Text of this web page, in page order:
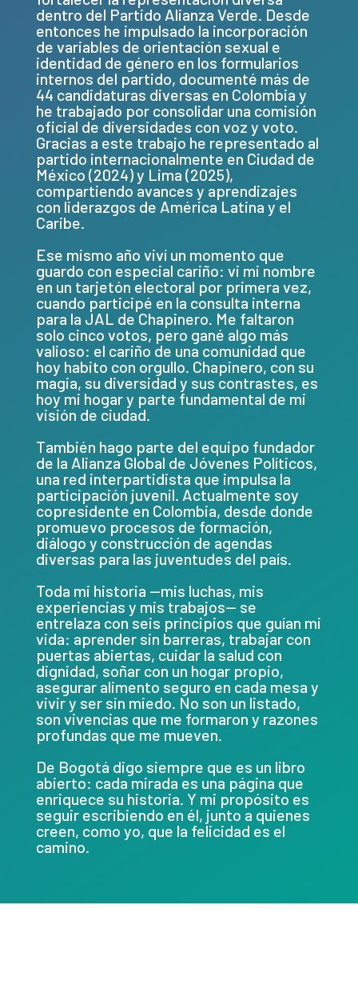
dentro del Partido Alianza Verde. Desde
entonces he impulsado la incorporación
de variables de orientación sexual e
identidad de género en los formularios
internos del partido, documenté más de
44 candidaturas diversas en Colombia y
he trabajado por consolidar una comisión
oficial de diversidades con voz y voto.
Gracias a este trabajo he representado al
partido internacionalmente en Ciudad de
México (2024) y Lima (2025),
compartiendo avances y aprendizajes
con liderazgos de América Latina y el
Caribe.
Ese mismo año viví un momento que
guardo con especial cariño: vi mi nombre
en un tarjetón electoral por primera vez,
cuando participé en la consulta interna
para la JAL de Chapinero. Me faltaron
solo cinco votos, pero gané algo más
valioso: el cariño de una comunidad que
hoy habito con orgullo. Chapinero, con su
magia, su diversidad y sus contrastes, es
hoy mi hogar y parte fundamental de mi
visión de ciudad.
También hago parte del equipo fundador
de la Alianza Global de Jóvenes Políticos,
una red interpartidista que impulsa la
participación juvenil. Actualmente soy
copresidente en Colombia, desde donde
promuevo procesos de formación,
diálogo y construcción de agendas
diversas para las juventudes del país.
Toda mi historia —mis luchas, mis
experiencias y mis trabajos— se
entrelaza con seis principios que guían mi
vida: aprender sin barreras, trabajar con
puertas abiertas, cuidar la salud con
dignidad, soñar con un hogar propio,
asegurar alimento seguro en cada mesa y
vivir y ser sin miedo. No son un listado,
son vivencias que me formaron y razones
profundas que me mueven.
De Bogotá digo siempre que es un libro
abierto: cada mirada es una página que
enriquece su historia. Y mi propósito es
seguir escribiendo en él, junto a quienes
creen, como yo, que la felicidad es el
camino.